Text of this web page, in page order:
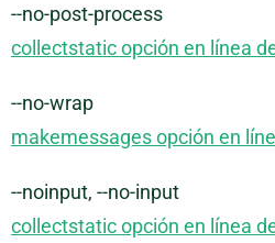
--no-post-process
collectstatic opción en línea
--no-wrap
makemessages opción en
--noinput, --no-input
collectstatic opción en línea